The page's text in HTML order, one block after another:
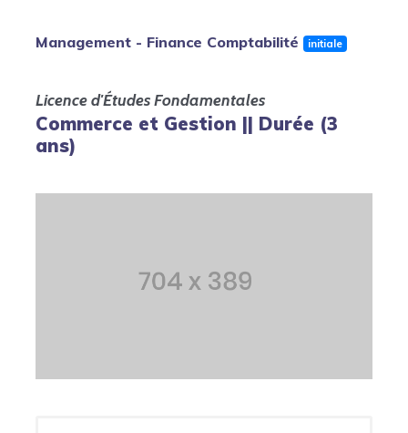
Management - Finance Comptabilité initiale
Licence d'Études Fondamentales
Commerce et Gestion || Durée (3
ans)